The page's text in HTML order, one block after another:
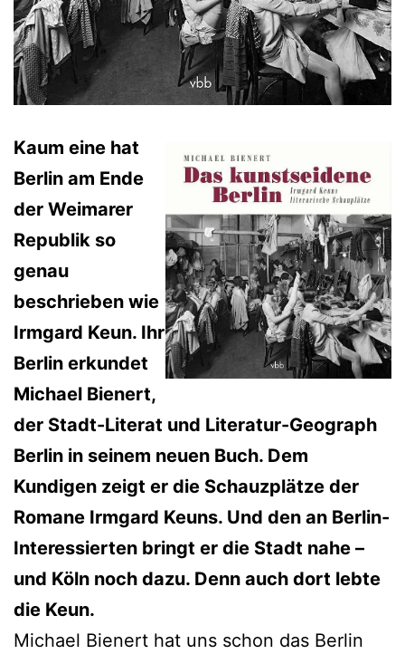
Kaum eine hat
Berlin am Ende
der Weimarer
Republik so
genau
beschrieben wie
Irmgard Keun. Ihr
Berlin erkundet
Michael Bienert,
der Stadt-Literat und Literatur-Geograph
Berlin in seinem neuen Buch. Dem
Kundigen zeigt er die Schauzplätze der
Romane Irmgard Keuns. Und den an Berlin-
Interessierten bringt er die Stadt nahe –
und Köln noch dazu. Denn auch dort lebte
die Keun.
Michael Bienert hat uns schon das Berlin